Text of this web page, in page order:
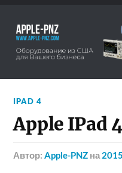
IPAD 4
Apple IPad
Автор:Apple-PNZ на